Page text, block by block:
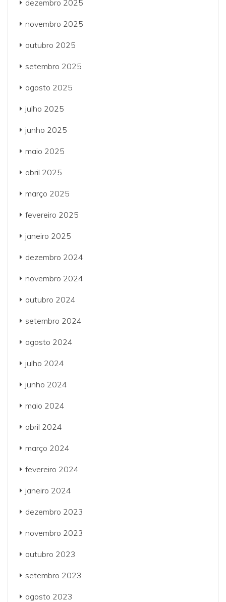
dezembro 2025
novembro 2025
outubro 2025
setembro 2025
agosto 2025
julho 2025
junho 2025
maio 2025
abril 2025
março 2025
fevereiro 2025
janeiro 2025
dezembro 2024
novembro 2024
outubro 2024
setembro 2024
agosto 2024
julho 2024
junho 2024
maio 2024
abril 2024
março 2024
fevereiro 2024
janeiro 2024
dezembro 2023
novembro 2023
outubro 2023
setembro 2023
agosto 2023